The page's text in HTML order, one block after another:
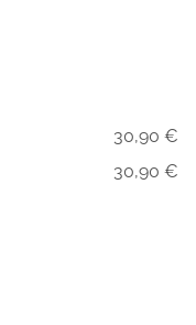
30,90 €
30,90 €